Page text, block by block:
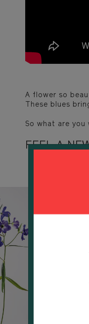
A flower so
These blues
So what are you
FEEL A